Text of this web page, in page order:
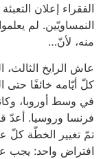
الفقراء إعلان
النمساويّين. لم
منه، لأنّ…
كلّ أيّامه خائفًا حتى
في وسط أوروبا،
فرنسا وروسيا. أعدّ
تمّ تغيير الخطّة كلّ
افتراض واحد: يجب